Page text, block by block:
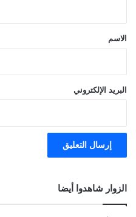
*الاسم
البريد الإلكتروني
الزوار شاهدوا أيضا